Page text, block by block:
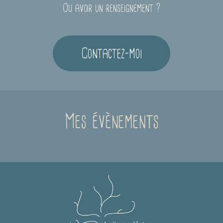
Ou avoir un renseignement ?
Contactez-moi
Mes évènements